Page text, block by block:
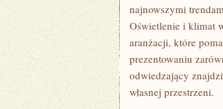
najnowszymi
Oświetlenie i klimat
aranżacji, które
prezentowaniu
odwiedzający
własnej przestrzeni.